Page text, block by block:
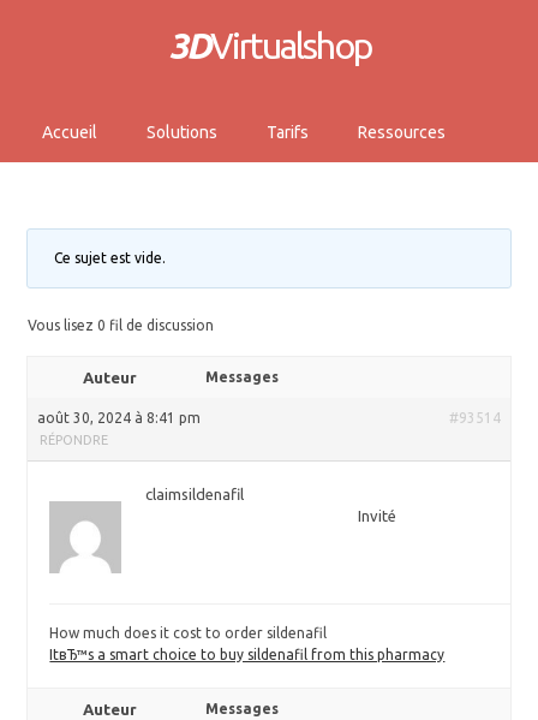
3DVirtualshop
Accueil Solutions Tarifs Ressources
Ce sujet est vide.
Vous lisez 0 fil de discussion
Auteur Messages
août 30, 2024 à 8:41 pm #93514
RÉPONDRE
claimsildenafil
Invité
How much does it cost to order sildenafil
ItвЂ™s a smart choice to buy sildenafil from this pharmacy
Auteur Messages